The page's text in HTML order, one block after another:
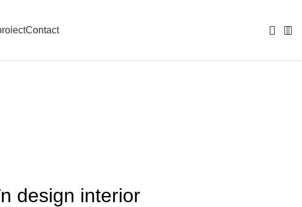
Contact
design interior